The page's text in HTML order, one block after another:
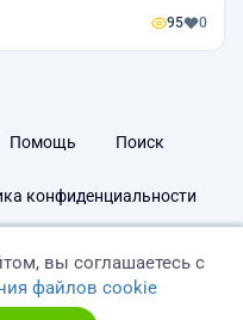
95 0
Помощь Поиск
конфиденциальности
вы соглашаетесь с
файлов cookie